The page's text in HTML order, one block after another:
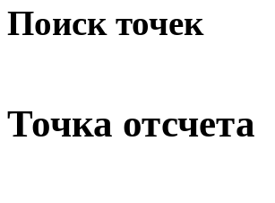
Поиск точек
Точка отсчета